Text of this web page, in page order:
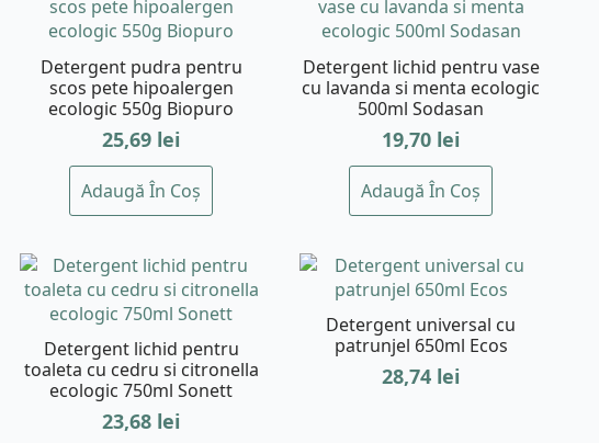
Detergent pudra pentru
scos pete hipoalergen
ecologic 550g Biopuro
25,69 lei
Adaugă În Coș
Detergent lichid pentru vase
cu lavanda si menta ecologic
500ml Sodasan
19,70 lei
Adaugă În Coș
Detergent lichid pentru
toaleta cu cedru si citronella
ecologic 750ml Sonett
23,68 lei
Detergent universal cu
patrunjel 650ml Ecos
28,74 lei